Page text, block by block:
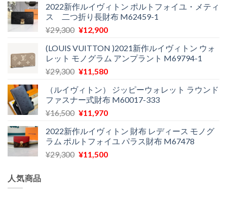
¥24,000
で
し
は
¥11,900
で
2022新作ルイヴィトン ポルトフォイユ・メティ
ス 二つ折り長財布 M62459-1
¥29,300 元
価
格
は
で
し
た。
¥12,900現
の
価
格
¥12,900
で
す。
(LOUIS VUITTON )2021新作ルイヴィトン ウォ
レット モノグラム アンプラント M69794-1
¥29,300 元
価
格
は
で
し
た。
¥11,580現
の
価
格
¥11,580
で
す。
（ルイヴィトン） ジッピーウォレット ラウンド
ファスナー式財布 M60017-333
¥16,500 元
価
格
は
¥11,970現
の
価
格
2022新作ルイヴィトン 財布 レディース モノグ
ラム ポルトフォイユ パラス財布 M67478
¥29,300 元
¥11,500現
人気商品